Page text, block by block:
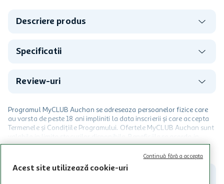
Descriere produs
Specificatii
Review-uri
Programul MyCLUB Auchan se adreseaza persoanelor fizice care
au varsta de peste 18 ani impliniti la data inscrierii și care accepta
Termenele și Condițiile Programului. Ofertele MyCLUB Auchan sunt
limita a 12 unitati / card client o singura data in perioada promotiei.
Cardul poate fi utilizat doar in legatura cu magazinele Auchan
participante și pentru acțiuni promotionale indicate de Auchan si
nu poate fi utilizat in legatura cu alti comercianți sau pentru alte
CITESTE MAI MULT
Acest site utilizează cookie-uri
Continuă fără a accepta